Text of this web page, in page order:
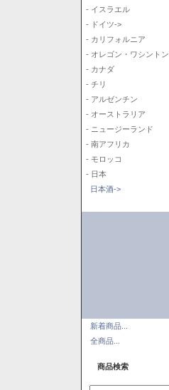
- イスラエル
- ドイツ->
- カリフォルニア
- オレゴン・ワシントン
- カナダ
- チリ
- アルゼンチン
- オーストラリア
- ニュージーランド
- 南アフリカ
- モロッコ
- 日本
日本酒->
新着商品...
全商品...
商品検索